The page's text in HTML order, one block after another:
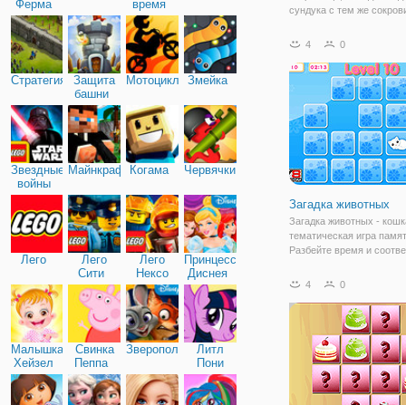
Ферма
время
Стратегия
Защита
башни
МотоциклыЗмейка
Звездные
войны
МайнкрафтКогама Червячки
Лего
Лего
Сити
Лего
Нексо
Найтс
Принцессы
Диснея
Малышка
Хейзел
Свинка
Пеппа
Зверополис
Литл
Пони
Дружба
сундука с тем же
4 0
Загадка животных
Загадка животных -
тематическая игра
Разбейте время и
Вас будет легче
4 0